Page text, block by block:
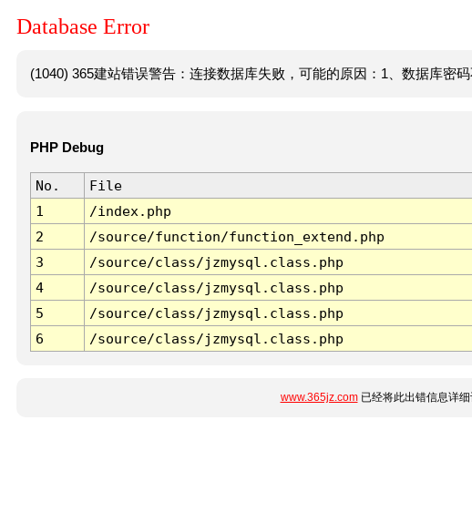
Database Error
(1040) 365建站错误警告：连接数据库失败，可能的原因：1、数据库密码
PHP Debug
No. File
1
/index.php
2
/source/function/function_extend.php
3
/source/class/jzmysql.class.php
4
/source/class/jzmysql.class.php
5
/source/class/jzmysql.class.php
6
/source/class/jzmysql.class.php
www.365jz.com已经将此出错信息详细